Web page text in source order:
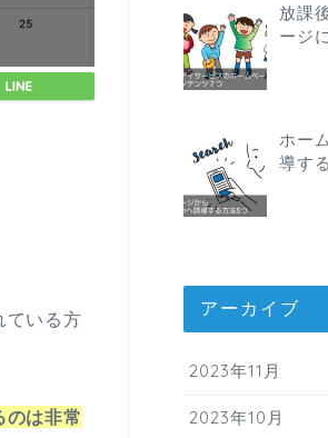
ている方
のは非常
放課
ージ
ホー
導す
アーカイブ
2023年11月
2023年10月